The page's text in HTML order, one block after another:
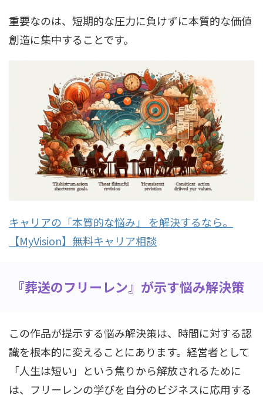
重要なのは、短期的な圧力に負けずに本質的な価値
創造に集中することです。
キャリアの「本質的な悩み」 を解決するなら。
【MyVision】無料キャリア相談
『葬送のフリーレン』が示す悩み解決策
この作品が提示する悩み解決策は、時間に対する認
識を根本的に変えることにあります。経営者として
「人生は短い」という焦りから解放されるために
は、フリーレンの学びを自分のビジネスに応用する